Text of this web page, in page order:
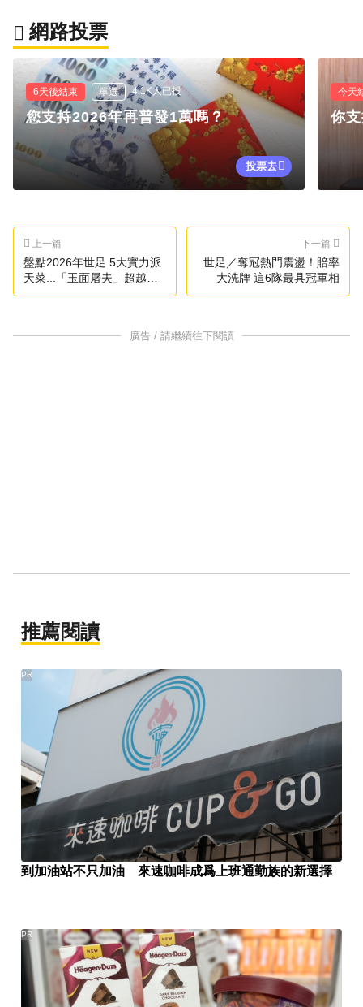
網路投票
6天後結束 單選 4.1K人已投
您支持2026年再普發1萬嗎？
投票去
今天
你
上一篇
盤點2026年世足 5大實力派
天菜...「玉面屠夫」超越梅
西紀錄
下一篇
世足／奪冠熱門震盪！賠率
大洗牌 這6隊最具冠軍相
廣告 / 請繼續往下閱讀
推薦閱讀
到加油站不只加油 來速咖啡成爲上班通勤族的新選擇
PR
PR